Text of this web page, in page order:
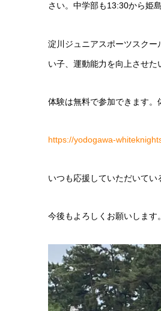
さい。中学部も13:30から姫
淀川ジュニアスポーツスク
い子、運動能力を向上させた
体験は無料で参加できます。
https://yodogawa-
いつも応援していただいてい
今後もよろしくお願いします。